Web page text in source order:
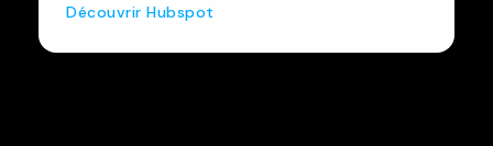
Découvrir Hubspot